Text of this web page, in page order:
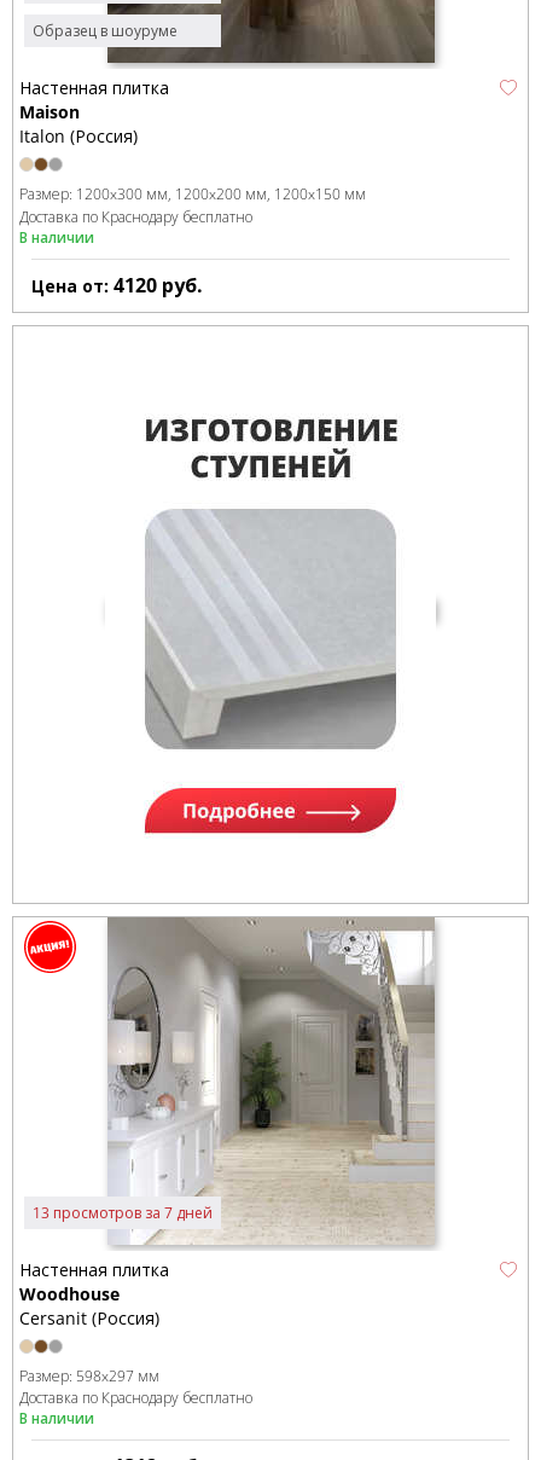
Образец в шоуруме
Настенная плитка
Maison
Italon (Россия)
Размер: 1200x300 мм 1200x200 мм 1200x150 мм
Доставка по Краснодару бесплатно
В наличии
Цена от: 4120 руб.
13 просмотров за 7 дней
Настенная плитка
Woodhouse
Cersanit (Россия)
Размер: 598x297 мм
Доставка по Краснодару бесплатно
В наличии